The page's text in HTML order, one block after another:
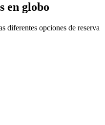
en globo
diferentes opciones de reserva